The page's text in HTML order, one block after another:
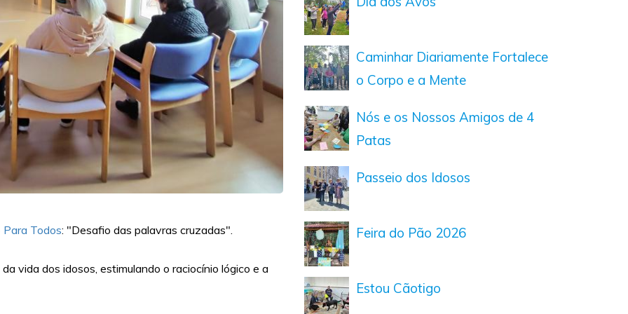
Todos: "Desafio das palavras cruzadas".
vida dos idosos, estimulando o raciocínio lógico e a
Caminhar Diariamente Fortalece
o Corpo e a Mente
Nós e os Nossos Amigos de 4
Patas
Passeio dos Idosos
Feira do Pão 2026
Estou Cãotigo